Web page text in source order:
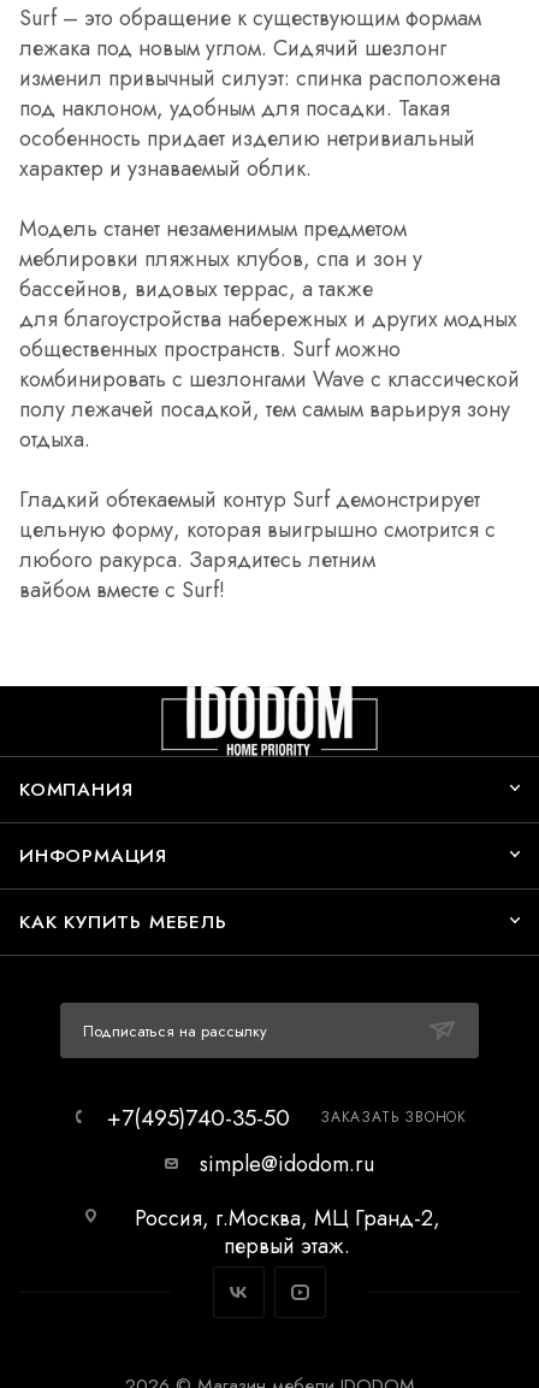
Surf – это обращение к существующим формам
лежака под новым углом. Сидячий шезлонг
изменил привычный силуэт: спинка расположена
под наклоном, удобным для посадки. Такая
особенность придает изделию нетривиальный
характер и узнаваемый облик.
Модель станет незаменимым предметом
меблировки пляжных клубов, спа и зон у
бассейнов, видовых террас, а также
для благоустройства набережных и других модных
общественных пространств. Surf можно
комбинировать с шезлонгами Wave с классической
полу лежачей посадкой, тем самым варьируя зону
отдыха.
Гладкий обтекаемый контур Surf демонстрирует
цельную форму, которая выигрышно смотрится с
любого ракурса. Зарядитесь летним
вайбом вместе с Surf!
КОМПАНИЯ
ИНФОРМАЦИЯ
КАК КУПИТЬ МЕБЕЛЬ
Подписаться на рассылку
+7(495)740-35-50 ЗАКАЗАТЬ ЗВОНОК
simple@idodom.ru
Россия, г.Москва, МЦ Гранд-2,
первый этаж.